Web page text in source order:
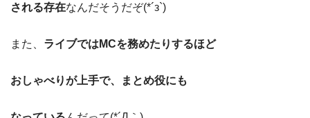
される存在なんだそうだぞ(*´з`)
また、 ライブではMCを務めたりするほど
おしゃべりが上手で、まとめ役にも